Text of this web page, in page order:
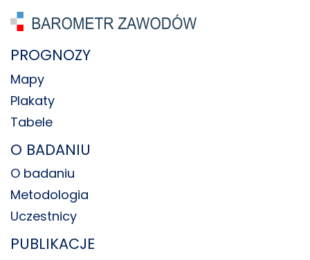
PROGNOZY
Mapy
Plakaty
Tabele
O BADANIU
O badaniu
Metodologia
Uczestnicy
PUBLIKACJE